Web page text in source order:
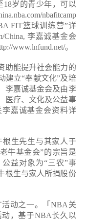
18岁的青少年，可以
nbafitcamp
FIT篮球训练营”详
李嘉诚基金会
www.lnfund.net/。
助能提升社会能力的
建立“奉献文化”及培
李嘉诚基金会及由李
医疗、文化及公益事
嘉诚基金会资料详
根生先生与其家人于
牛基金会”的宗旨是
益对象为“三农”事
根生与家人所捐股份
活动之一。「NBA关
，基于NBA长久以